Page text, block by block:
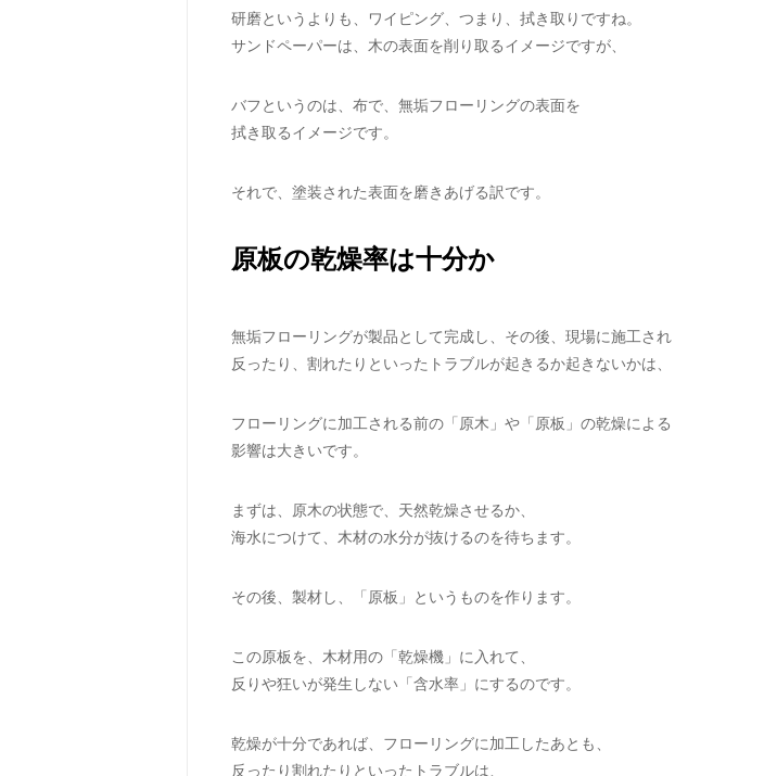
研磨というよりも、ワイピング、つまり、拭き取りですね。
サンドペーパーは、木の表面を削り取るイメージですが、
バフというのは、布で、無垢フローリングの表面を
拭き取るイメージです。
それで、塗装された表面を磨きあげる訳です。
原板の乾燥率は十分か
無垢フローリングが製品として完成し、その後、現場に施工され
反ったり、割れたりといったトラブルが起きるか起きないかは、
フローリングに加工される前の「原木」や「原板」の乾燥による
影響は大きいです。
まずは、原木の状態で、天然乾燥させるか、
海水につけて、木材の水分が抜けるのを待ちます。
その後、製材し、「原板」というものを作ります。
この原板を、木材用の「乾燥機」に入れて、
反りや狂いが発生しない「含水率」にするのです。
乾燥が十分であれば、フローリングに加工したあとも、
反ったり割れたりといったトラブルは、